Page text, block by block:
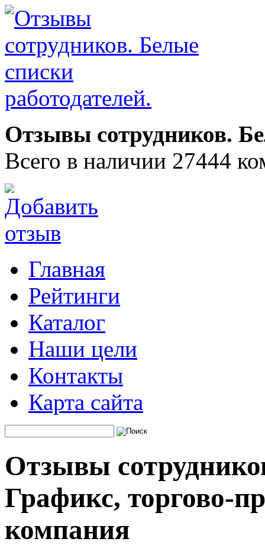
Отзывы сотрудников.
Всего в наличии 27444
Главная
Рейтинги
Каталог
Наши цели
Контакты
Карта сайта
Отзывы
Графикс, торгово-
компания